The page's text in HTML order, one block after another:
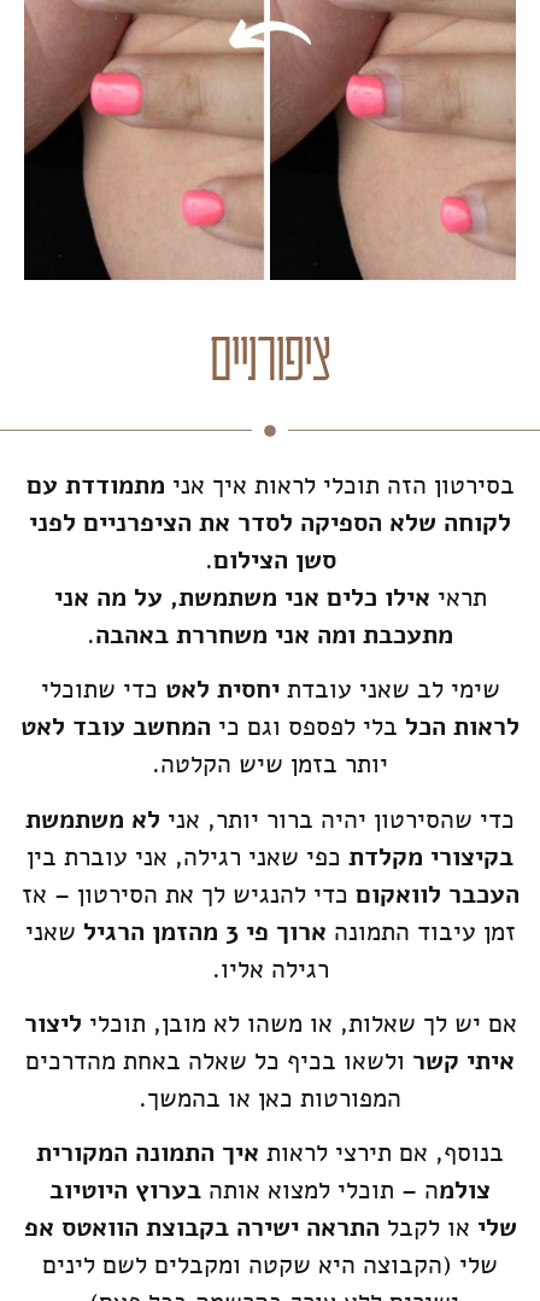
ציפורניים
בסירטון הזה תוכלי לראות איך אני מתמודדת עם
לקוחה שלא הספיקה לסדר את הציפרניים לפני
סשן הצילום.
תראי אילו כלים אני משתמשת, על מה אני
מתעכבת ומה אני משחררת באהבה.
שימי לב שאני עובדת יחסית לאטכדי שתוכלי
לראות הכלבלי לפספס וגם כי המחשב עובד לאט
יותר בזמן שיש הקלטה.
כדי שהסירטון יהיה ברור יותר, אני לא משתמשת
בקיצורי מקלדתכפי שאני רגילה, אני עוברת בין
העכבר לוואקוםכדי להנגיש לך את הסירטון – אז
זמן עיבוד התמונה ארוך פי 3 מהזמן הרגיל
שאני
רגילה אליו.
אם יש לך שאלות, או משהו לא מובן, תוכלי ליצור
איתי קשרולשאו בכיף כל שאלה באחת מהדרכים
המפורטות כאן או בהמשך.
בנוסף, אם תירצי לראות איך התמונה המקורית
צולמה – תוכלי למצוא אותה בערוץ היוטיוב
שליאו לקבל התראה ישירה בקבוצת הוואטס אפ
שלי (הקבוצה היא שקטה ומקבלים לשם לינים